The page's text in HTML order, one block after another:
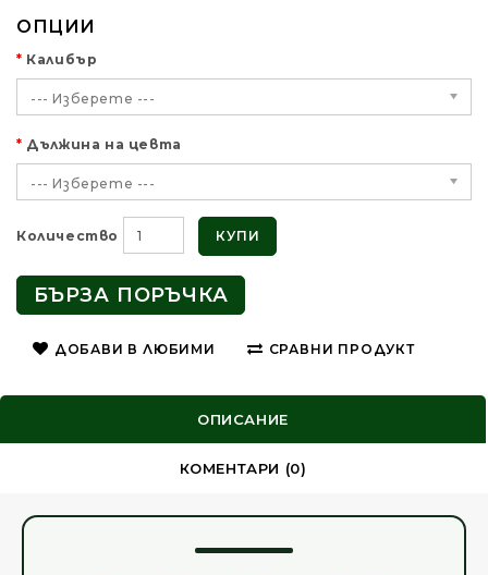
ОПЦИИ
Калибър
--- Изберете ---
Дължина на цевта
--- Изберете ---
Количество КУПИ
БЪРЗА ПОРЪЧКА
ДОБАВИ В ЛЮБИМИ СРАВНИ ПРОДУКТ
ОПИСАНИЕ
КОМЕНТАРИ (0)